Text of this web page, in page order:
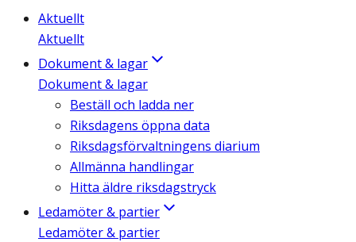
Aktuellt
Aktuellt
Dokument & lagar
Dokument & lagar
Beställ och ladda ner
Riksdagens öppna data
Riksdagsförvaltningens diarium
Allmänna handlingar
Hitta äldre riksdagstryck
Ledamöter & partier
Ledamöter & partier